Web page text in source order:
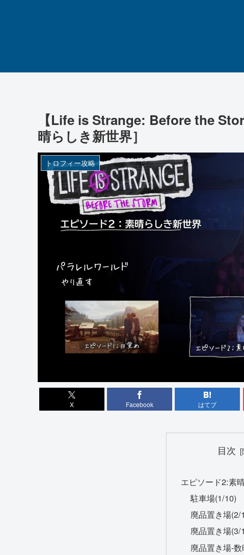
【Life is Strange: Before the
晴らしき新世界］
トロフィー攻略
X Facebook はてブ
目次
エピソード2:素
駐車場(1/10)
廃品置き場(2/
廃品置き場(3/
廃品置き場-